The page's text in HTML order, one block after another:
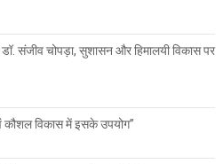
संजीव चोपड़ा, सुशासन और हिमालयी विकास पर
कौशल विकास में इसके उपयोग”